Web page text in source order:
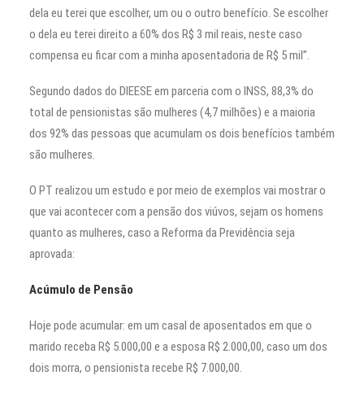
dela eu terei que escolher, um ou o outro benefício. Se escolher
o dela eu terei direito a 60% dos R$ 3 mil reais, neste caso
compensa eu ficar com a minha aposentadoria de R$ 5 mil”.
Segundo dados do DIEESE em parceria com o INSS, 88,3% do
total de pensionistas são mulheres (4,7 milhões) e a maioria
dos 92% das pessoas que acumulam os dois benefícios também
são mulheres.
O PT realizou um estudo e por meio de exemplos vai mostrar o
que vai acontecer com a pensão dos viúvos, sejam os homens
quanto as mulheres, caso a Reforma da Previdência seja
aprovada:
Acúmulo de Pensão
Hoje pode acumular: em um casal de aposentados em que o
marido receba R$ 5.000,00 e a esposa R$ 2.000,00, caso um dos
dois morra, o pensionista recebe R$ 7.000,00.